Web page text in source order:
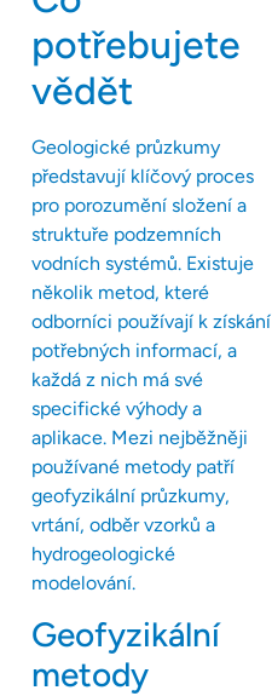
potřebujete
vědět
Geologické průzkumy
představují klíčový proces
pro porozumění složení a
struktuře podzemních
vodních systémů. Existuje
několik metod, které
odborníci používají k získání
potřebných informací, a
každá z nich má své
specifické výhody a
aplikace. Mezi nejběžněji
používané metody patří
geofyzikální průzkumy,
vrtání, odběr vzorků a
hydrogeologické
modelování.
Geofyzikální
metody